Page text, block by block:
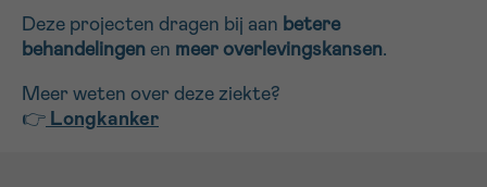
Deze projecten dragen bij aan betere
behandelingen en meer overlevingskansen.
Meer weten over deze ziekte?
👉 Longkanker